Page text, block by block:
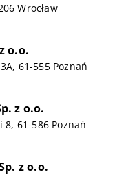
Wrocław
o.o.
61-555 Poznań
z o.o.
8, 61-586 Poznań
z o.o.